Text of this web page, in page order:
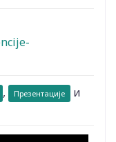
, Презентације и